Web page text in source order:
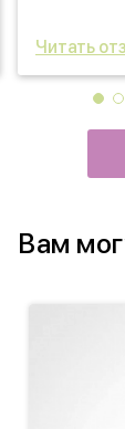
Читать
Вам